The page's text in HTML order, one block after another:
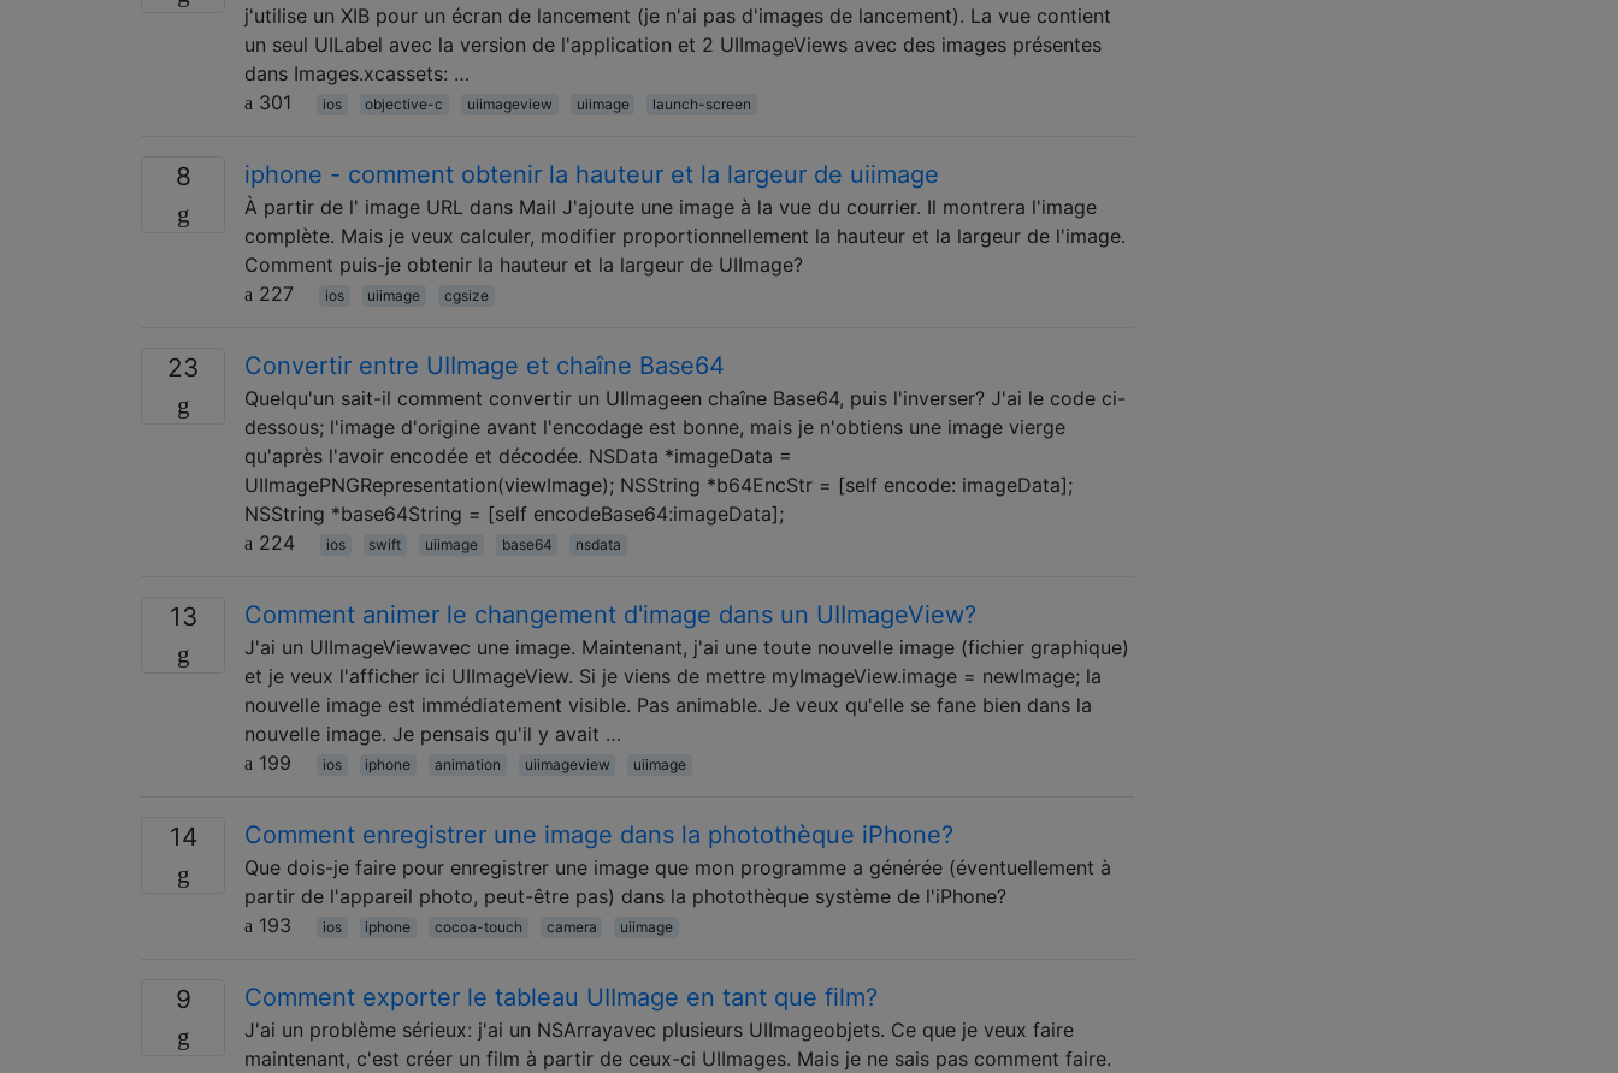
j'utilise un XIB pour un écran de lancement (je n'ai pas d'images de lancement). La vue contient
un seul UILabel avec la version de l'application et 2 UIImageViews avec des images présentes
dans Images.xcassets: …
301
ios objective-c uiimageview uiimage launch-screen
8 iphone - comment obtenir la hauteur et la largeur de uiimage
À partir de l' image URL dans Mail J'ajoute une image à la vue du courrier. Il montrera l'image
complète. Mais je veux calculer, modifier proportionnellement la hauteur et la largeur de l'image.
Comment puis-je obtenir la hauteur et la largeur de UIImage?
227
ios uiimage cgsize
23 Convertir entre UIImage et chaîne Base64
Quelqu'un sait-il comment convertir un UIImageen chaîne Base64, puis l'inverser? J'ai le code ci-
dessous; l'image d'origine avant l'encodage est bonne, mais je n'obtiens une image vierge
qu'après l'avoir encodée et décodée. NSData *imageData =
UIImagePNGRepresentation(viewImage); NSString *b64EncStr = [self encode: imageData];
NSString *base64String = [self encodeBase64:imageData];
224
ios swift uiimage base64 nsdata
13 Comment animer le changement d'image dans un UIImageView?
J'ai un UIImageViewavec une image. Maintenant, j'ai une toute nouvelle image (fichier graphique)
et je veux l'afficher ici UIImageView. Si je viens de mettre myImageView.image = newImage; la
nouvelle image est immédiatement visible. Pas animable. Je veux qu'elle se fane bien dans la
nouvelle image. Je pensais qu'il y avait …
199
ios iphone animation uiimageview uiimage
14 Comment enregistrer une image dans la photothèque iPhone?
Que dois-je faire pour enregistrer une image que mon programme a générée (éventuellement à
partir de l'appareil photo, peut-être pas) dans la photothèque système de l'iPhone?
193
ios iphone cocoa-touch camera uiimage
9 Comment exporter le tableau UIImage en tant que film?
J'ai un problème sérieux: j'ai un NSArrayavec plusieurs UIImageobjets. Ce que je veux faire
maintenant, c'est créer un film à partir de ceux-ci UIImages. Mais je ne sais pas comment faire.